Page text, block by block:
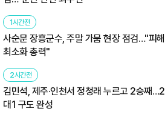
1시간전
사순문 장흥군수, 주말 가뭄 현장 점검…"피해
최소화 총력"
2시간전
김민석, 제주·인천서 정청래 누르고 2승째…2
대1 구도 완성